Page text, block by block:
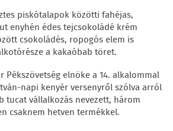
piskótalapok közötti fahéjas,
enyhén édes tejcsokoládé krém
csokoládés, ropogós elem is
a kakaóbab töret.
Pékszövetség elnöke a 14. alkalommal
napi kenyér versenyről szólva arról
tucat vállalkozás nevezett, három
csaknem hetven termékkel.